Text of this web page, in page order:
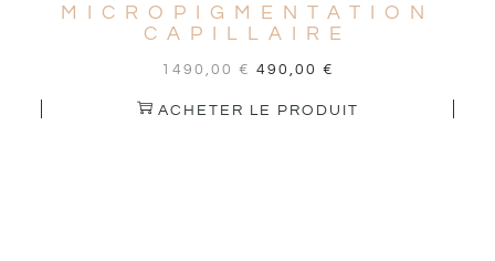
MICROPIGMENTATION
CAPILLAIRE
1490,00 € 490,00 €
ACHETER LE PRODUIT